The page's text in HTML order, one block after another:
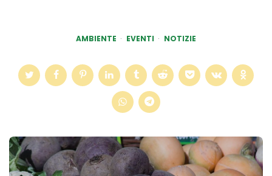
AMBIENTE EVENTI NOTIZIE
Post
navigation